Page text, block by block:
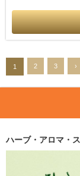
1 2 3 ›
ハーブ・アロマ・